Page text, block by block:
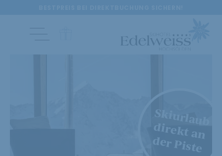
Skiurlaub
direkt an
der Piste